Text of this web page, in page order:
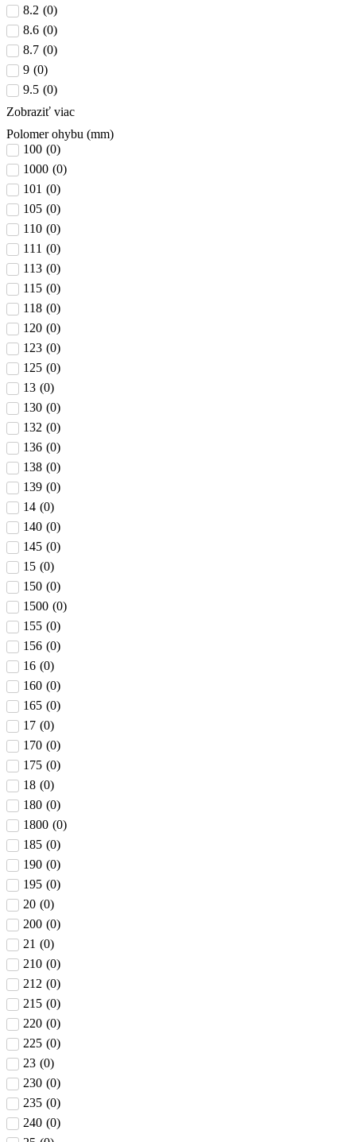
8.2 (0)
8.6 (0)
8.7 (0)
9 (0)
9.5 (0)
Zobraziť viac
Polomer ohybu (mm)
100 (0)
1000 (0)
101 (0)
105 (0)
110 (0)
111 (0)
113 (0)
115 (0)
118 (0)
120 (0)
123 (0)
125 (0)
13 (0)
130 (0)
132 (0)
136 (0)
138 (0)
139 (0)
14 (0)
140 (0)
145 (0)
15 (0)
150 (0)
1500 (0)
155 (0)
156 (0)
16 (0)
160 (0)
165 (0)
17 (0)
170 (0)
175 (0)
18 (0)
180 (0)
1800 (0)
185 (0)
190 (0)
195 (0)
20 (0)
200 (0)
21 (0)
210 (0)
212 (0)
215 (0)
220 (0)
225 (0)
23 (0)
230 (0)
235 (0)
240 (0)